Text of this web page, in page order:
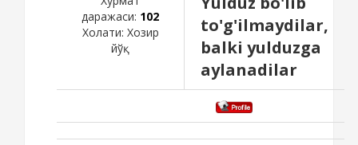
даражаси: 102
Холати: Хозир
йўқ
to'g'ilmaydilar,
balki yulduzga
aylanadilar